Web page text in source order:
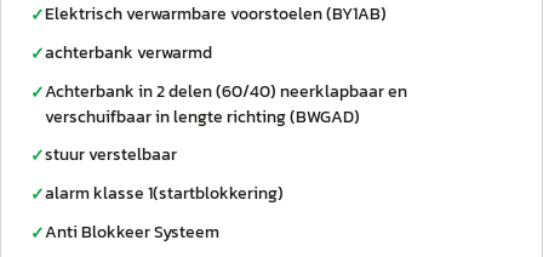
✓Elektrisch verwarmbare voorstoelen (BY1AB)
✓achterbank verwarmd
✓Achterbank in 2 delen (60/40) neerklapbaar en
verschuifbaar in lengte richting (BWGAD)
✓stuur verstelbaar
✓alarm klasse 1(startblokkering)
✓Anti Blokkeer Systeem